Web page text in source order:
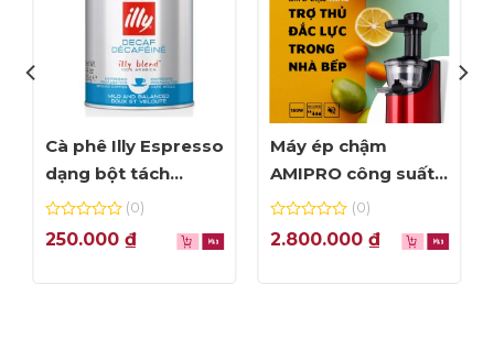
Cà phê Illy Espresso
dạng bột tách
Cafein – hộp 125gr
0
out
5
(0)
250.000 ₫
Máy ép chậm
AMIPRO công suất
150W – Màu đỏ
0
out
5
(0)
2.800.000 ₫